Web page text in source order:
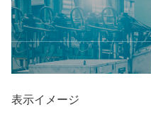
表示イメージ